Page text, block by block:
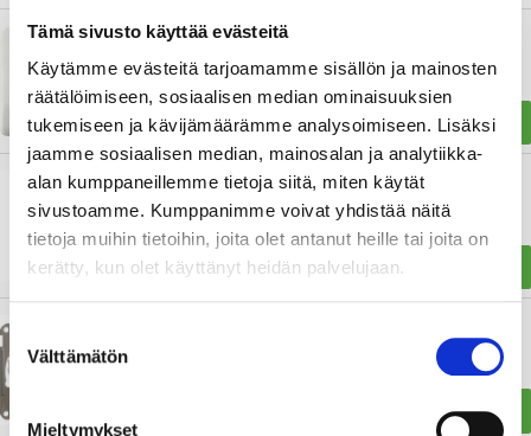
Tämä sivusto käyttää evästeitä
Käytämme evästeitä tarjoamamme sisällön ja mainosten
räätälöimiseen, sosiaalisen median ominaisuuksien
tukemiseen ja kävijämäärämme analysoimiseen. Lisäksi
jaamme sosiaalisen median, mainosalan ja analytiikka-
alan kumppaneillemme tietoja siitä, miten käytät
sivustoamme. Kumppanimme voivat yhdistää näitä
tietoja muihin tietoihin, joita olet antanut heille tai joita on
kerätty, kun olet käyttänyt heidän palvelujaan.
valinta
Välttämätön
Mieltymykset
PISTORASIA EXXACT 2S/16A/IP21 0X UPJ VAL
TP
18,42 € 31,88 € OSTA
PISTORASIA IMPRESSIVO 2S/16A/IP21 UKJ HL
VAL
16,11 €27,86 €
PISTORASIA ELKO ONE 1S/16A//IP21 UKJ VAL
OSTA